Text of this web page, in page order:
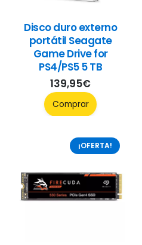
Disco duro externo
portátil Seagate
Game Drive for
PS4/PS5 5 TB
139,95€
Comprar
¡OFERTA!